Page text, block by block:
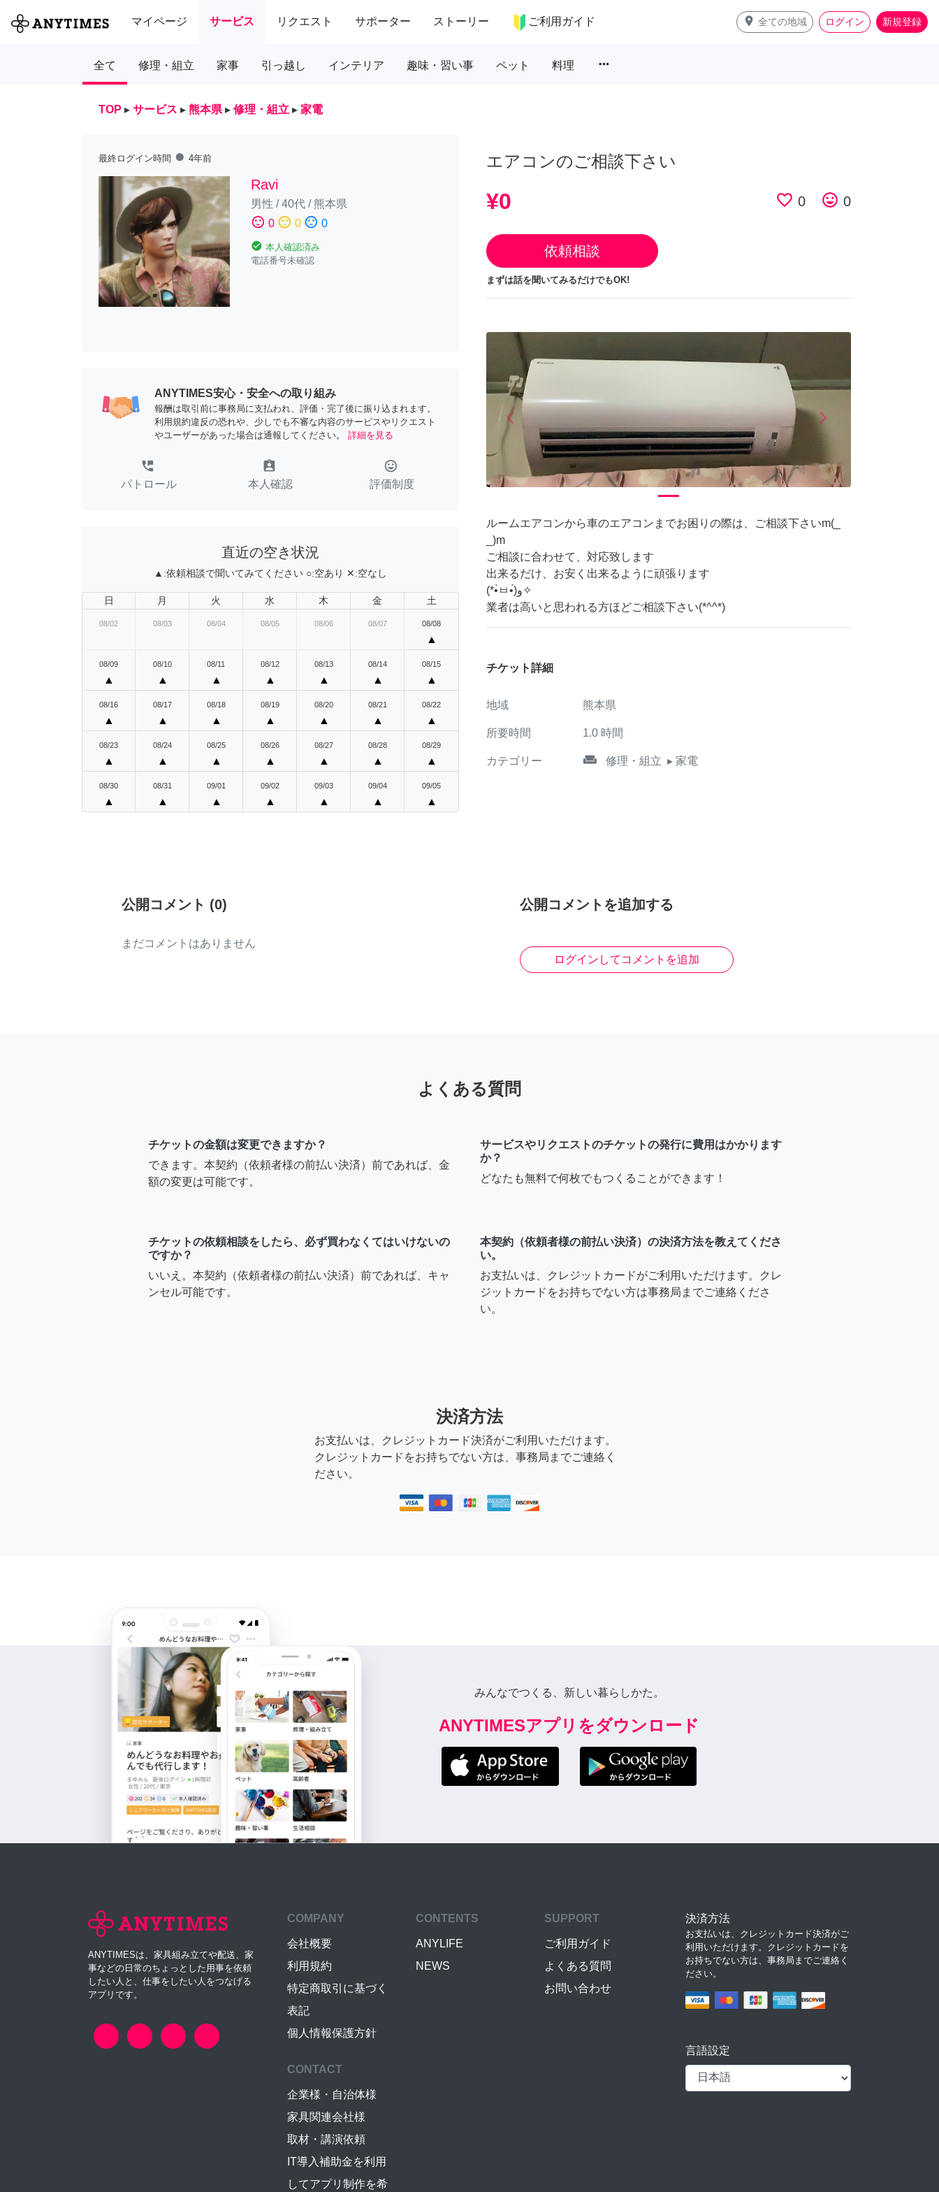
マイページ サービス リクエスト サポーター ストーリー ご利用ガイド place 全ての地域 ログイン 新規登録
全て 修理・組立 家事 引っ越し インテリア 趣味・習い事 ペット 料理 more_horiz
TOP ▸ サービス ▸ 熊本県 ▸ 修理・組立 ▸ 家電
最終ログイン時間 fiber_manual_record 4年前
Ravi
男性 /40代/ 熊本県
sentiment_satisfied 0 sentiment_neutral 0 sentiment_dissatisfied 0
check_circle 本人確認済み
電話番号未確認
ANYTIMES安心・安全への取り組み
報酬は取引前に事務局に支払われ、評価・完了後に振り込まれます。
利用規約違反の恐れや、少しでも不審な内容のサービスやリクエスト
やユーザーがあった場合は通報してください。
詳細を見る
perm_phone_msg
パトロール
assignment_ind
本人確認
tag_faces
評価制度
直近の空き状況
▲:依頼相談で聞いてみてください ○:空あり ✕:空なし
日 月 火 水 木 金 土
08/02 08/03 08/04 08/05 08/06 08/07 08/08
▲
08/09
▲
08/10
▲
08/11
▲
08/12
▲
08/13
▲
08/14
▲
08/15
▲
08/16
▲
08/17
▲
08/18
▲
08/19
▲
08/20
▲
08/21
▲
08/22
▲
08/23
▲
08/24
▲
08/25
▲
08/26
▲
08/27
▲
08/28
▲
08/29
▲
08/30
▲
08/31
▲
09/01
▲
09/02
▲
09/03
▲
09/04
▲
09/05
▲
エアコンのご相談下さい
¥0 favorite_border 0 tag_faces 0
依頼相談
まずは話を聞いてみるだけでもOK!
arrow_back_iosPrevious arrow_forward_iosNext
ルームエアコンから車のエアコンまでお困りの際は、ご相談下さいm(_
_)m
ご相談に合わせて、対応致します
出来るだけ、お安く出来るように頑張ります
(*•̀ㅂ•́)و✧
業者は高いと思われる方ほどご相談下さい(*^^*)
チケット詳細
地域 熊本県
所要時間 1.0 時間
カテゴリー weekend 修理・組立 ▸ 家電
公開コメント (0)
まだコメントはありません
公開コメントを追加する
ログインしてコメントを追加
よくある質問
チケットの金額は変更できますか？
できます。本契約（依頼者様の前払い決済）前であれば、金
額の変更は可能です。
サービスやリクエストのチケットの発行に費用はかかります
か？
どなたも無料で何枚でもつくることができます！
チケットの依頼相談をしたら、必ず買わなくてはいけないの
ですか？
いいえ。本契約（依頼者様の前払い決済）前であれば、キャ
ンセル可能です。
本契約（依頼者様の前払い決済）の決済方法を教えてくださ
い。
お支払いは、クレジットカードがご利用いただけます。クレ
ジットカードをお持ちでない方は事務局までご連絡くださ
い。
決済方法
お支払いは、クレジットカード決済がご利用いただけます。
クレジットカードをお持ちでない方は、事務局までご連絡く
ださい。
みんなでつくる、新しい暮らしかた。
ANYTIMESアプリをダウンロード
ANYTIMESは、家具組み立てや配送、家
事などの日常のちょっとした用事を依頼
したい人と、仕事をしたい人をつなげる
アプリです。
COMPANY
会社概要
利用規約
特定商取引に基づく
表記
個人情報保護方針
CONTENTS
ANYLIFE
NEWS
SUPPORT
ご利用ガイド
よくある質問
お問い合わせ
CONTACT
企業様・自治体様
家具関連会社様
取材・講演依頼
IT導入補助金を利用
してアプリ制作を希
決済方法
お支払いは、クレジットカード決済がご
利用いただけます。クレジットカードを
お持ちでない方は、事務局までご連絡く
ださい。
言語設定